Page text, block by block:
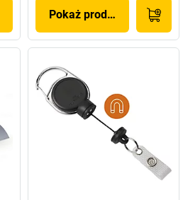
Pokaż produkt